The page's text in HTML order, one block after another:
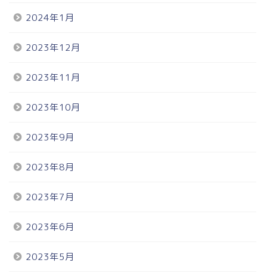
2024年1月
2023年12月
2023年11月
2023年10月
2023年9月
2023年8月
2023年7月
2023年6月
2023年5月